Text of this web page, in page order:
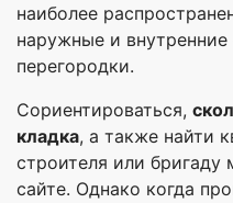
наиболее
наружные и
перегородки.
Сориентироваться,
кладка, а также найти
строителя или
сайте. Однако когда